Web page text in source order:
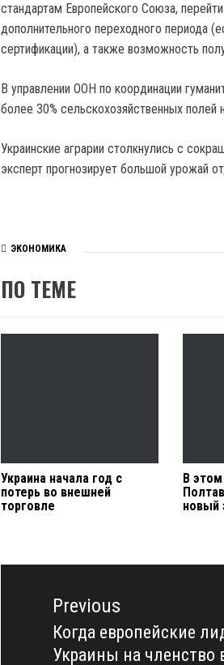
стандартам Европейского Союза,
дополнительного переходного периода
сертификации), а также возможность
В управлении ООН по координации
более 30% сельскохозяйственных полей
Украинские аграрии столкнулись с
эксперт прогнозирует большой урожай
ЭКОНОМИКА
ПО ТЕМЕ
Украина начала год с
потерь во внешней
торговле
В этом
новый
Навигация
записямPrevious
Previous
Когда европейские
Украины на членство